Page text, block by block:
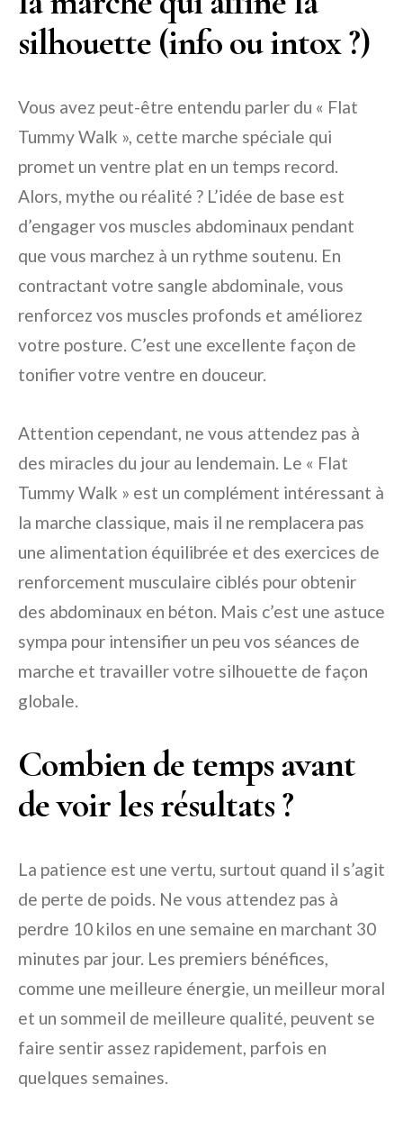
silhouette (info ou intox ?)
Vous avez peut-être entendu parler du « Flat
Tummy Walk », cette marche spéciale qui
promet un ventre plat en un temps record.
Alors, mythe ou réalité ? L’idée de base est
d’engager vos muscles abdominaux pendant
que vous marchez à un rythme soutenu. En
contractant votre sangle abdominale, vous
renforcez vos muscles profonds et améliorez
votre posture. C’est une excellente façon de
tonifier votre ventre en douceur.
Attention cependant, ne vous attendez pas à
des miracles du jour au lendemain. Le « Flat
Tummy Walk » est un complément intéressant à
la marche classique, mais il ne remplacera pas
une alimentation équilibrée et des exercices de
renforcement musculaire ciblés pour obtenir
des abdominaux en béton. Mais c’est une astuce
sympa pour intensifier un peu vos séances de
marche et travailler votre silhouette de façon
globale.
Combien de temps avant
de voir les résultats ?
La patience est une vertu, surtout quand il s’agit
de perte de poids. Ne vous attendez pas à
perdre 10 kilos en une semaine en marchant 30
minutes par jour. Les premiers bénéfices,
comme une meilleure énergie, un meilleur moral
et un sommeil de meilleure qualité, peuvent se
faire sentir assez rapidement, parfois en
quelques semaines.